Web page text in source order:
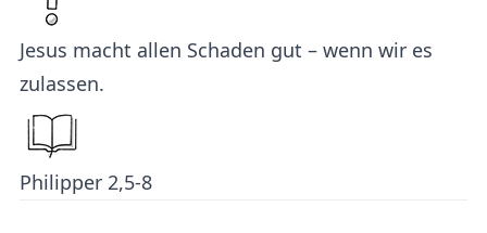
Jesus macht allen Schaden gut – wenn wir es
zulassen.
Philipper 2,5-8